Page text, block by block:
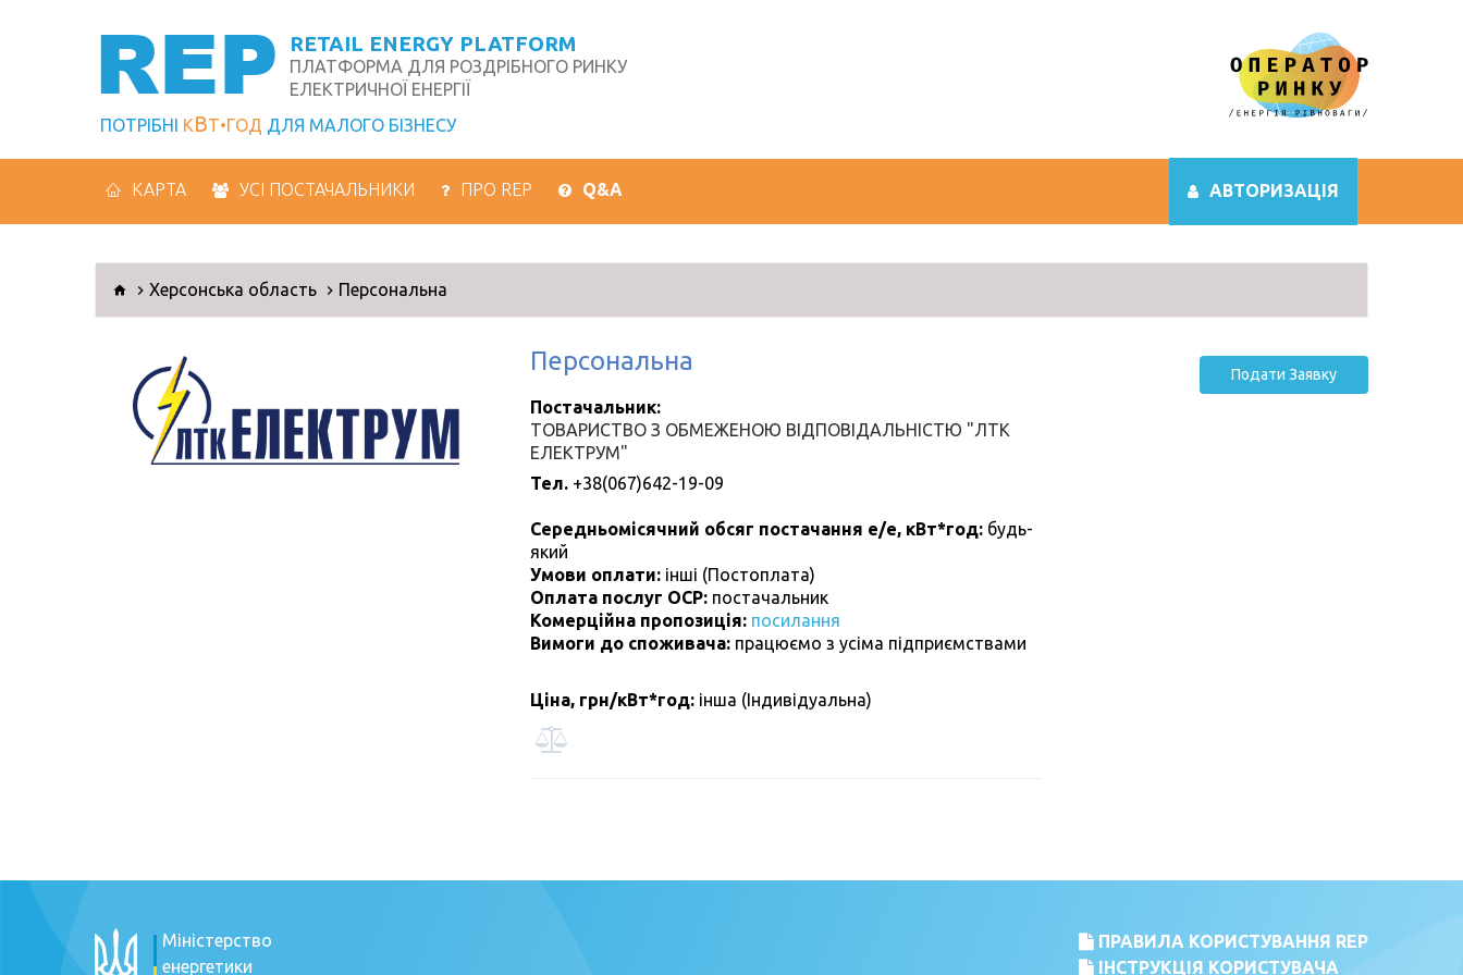
REP RETAIL ENERGY PLATFORM
ПЛАТФОРМА ДЛЯ РОЗДРІБНОГО РИНКУ
ЕЛЕКТРИЧНОЇ ЕНЕРГІЇ
ПОТРІБНІ КВТ ГОД ДЛЯ МАЛОГО БІЗНЕСУ
КАРТА УСІ ПОСТАЧАЛЬНИКИ ПРО REP Q&A АВТОРИЗАЦІЯ
Херсонська область Персональна
Персональна
Постачальник:
ТОВАРИСТВО З ОБМЕЖЕНОЮ ВІДПОВІДАЛЬНІСТЮ "ЛТК
ЕЛЕКТРУМ"
Тел. +38(067)642-19-09
Середньомісячний обсяг постачання е/е, кВт*год: будь-
який
Умови оплати: інші (Постоплата)
Оплата послуг ОСР: постачальник
Комерційна пропозиція: посилання
Вимоги до споживача: працюємо з усіма підприємствами
Ціна, грн/кВт*год: інша (Індивідуальна)
Подати Заявку
Міністерство
енергетики
ПРАВИЛА КОРИСТУВАННЯ REP
ІНСТРУКЦІЯ КОРИСТУВАЧА